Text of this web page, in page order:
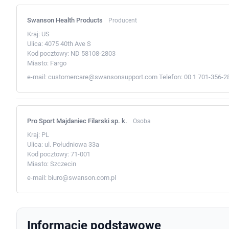
Swanson Health Products Producent
Kraj: US
Ulica: 4075 40th Ave S
Kod pocztowy: ND 58108-2803
Miasto: Fargo
e-mail: customercare@swansonsupport.com Telefon: 00 1 701-356-
Pro Sport Majdaniec Filarski sp. k. Osoba
Kraj: PL
Ulica: ul. Południowa 33a
Kod pocztowy: 71-001
Miasto: Szczecin
e-mail: biuro@swanson.com.pl
Informacje podstawowe